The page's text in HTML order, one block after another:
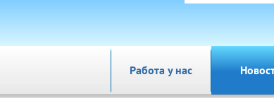
Работа у нас